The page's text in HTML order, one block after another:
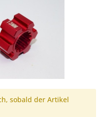
sobald der Artikel